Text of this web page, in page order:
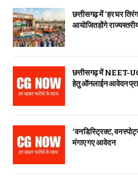
छत्तीसगढ़ में ‘हर घर
आयोजित होंगे
छत्तीसगढ़ में NEET-
हेतु ऑनलाईन आवेदन
‘वन डिस्ट्रिक्ट, वन
मंगाए गए आवेदन